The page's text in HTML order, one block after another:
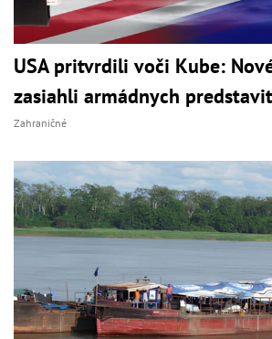
USA pritvrdili voči Kube:
zasiahli armádnych
Zahraničné